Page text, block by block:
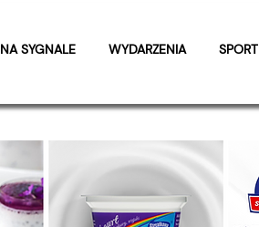
NA SYGNALE WYDARZENIA SPORT